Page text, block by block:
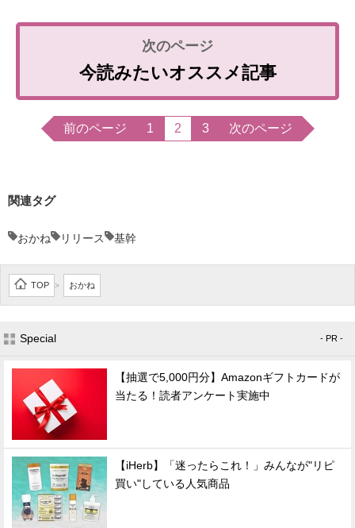
今読みたいオススメ記事
前のページ 1 2 3 次のページ
関連タグ
おかね リリース 基幹
TOP > おかね
Special - PR -
【抽選で5,000円分】Amazonギフトカードが
当たる！読者アンケート実施中
【iHerb】「迷ったらこれ！」みんなが"リピ
買い"している人気商品